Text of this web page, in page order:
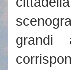
grandi